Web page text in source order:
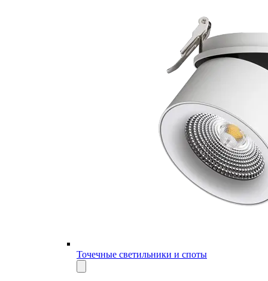
Точечные светильники и споты